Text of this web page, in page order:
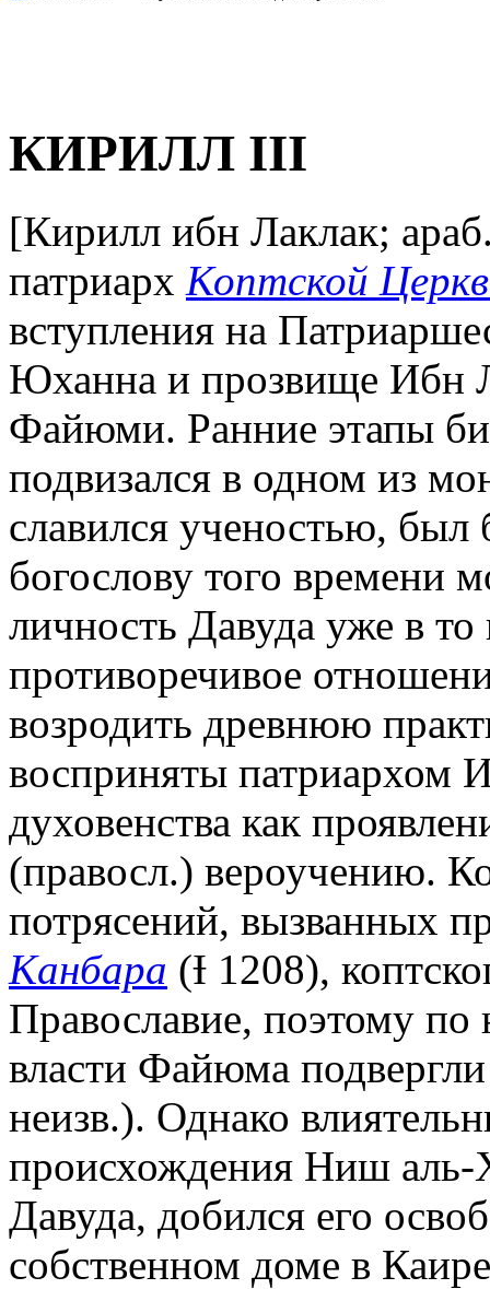
КИРИЛЛ III
[Кирилл ибн Лаклак;
патриарх Коптской
вступления на
Юханна и прозвище Ибн
Файюми. Ранние этапы
подвизался в одном из
славился ученостью,
богослову того времени
личность Давуда уже в
противоречивое
возродить древнюю
восприняты патриархом
духовенства как
(правосл.) вероучению.
потрясений, вызванных
Канбара (Ɨ 1208),
Православие, поэтому по
власти Файюма
неизв.). Однако
происхождения Ниш аль-
Давуда, добился его
собственном доме в